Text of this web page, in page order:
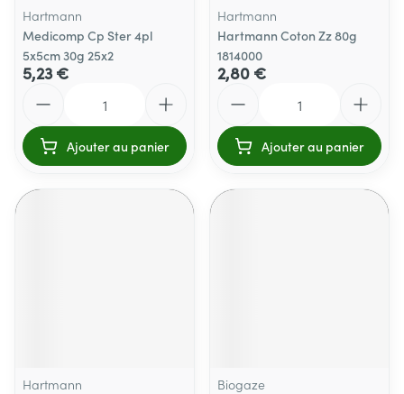
Hartmann
Medicomp Cp Ster 4pl
5x5cm 30g 25x2
5,23 €
Ajouter au panier
Hartmann
Hartmann Coton Zz 80g
1814000
2,80 €
Ajouter au panier
Hartmann
Biogaze